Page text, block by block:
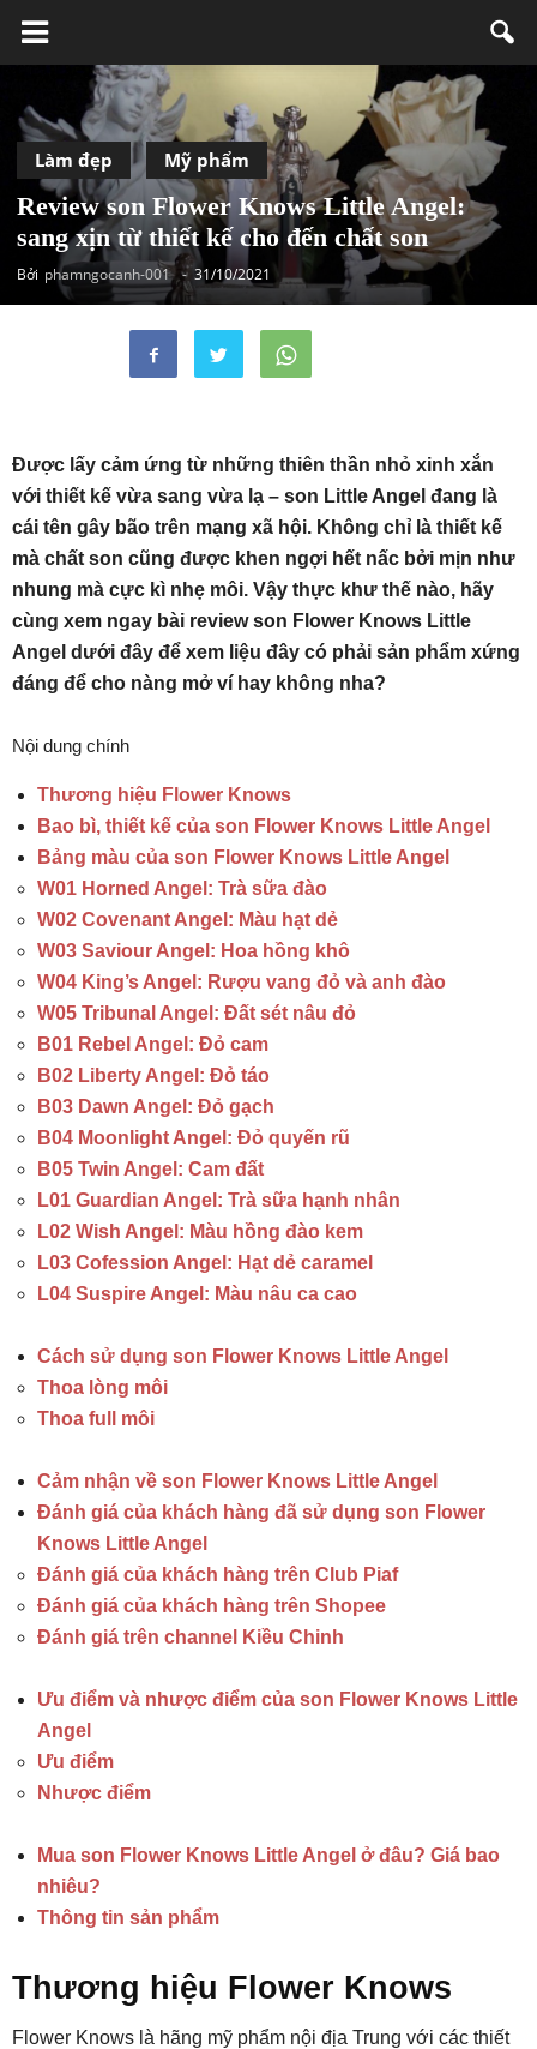
Làm đẹp Mỹ phẩm
Review son Flower Knows Little Angel:
sang xịn từ thiết kế cho đến chất son
Bởi phamngocanh-001 - 31/10/2021
Được lấy cảm ứng từ những thiên thần nhỏ xinh xắn
với thiết kế vừa sang vừa lạ – son Little Angel đang là
cái tên gây bão trên mạng xã hội. Không chỉ là thiết kế
mà chất son cũng được khen ngợi hết nấc bởi mịn như
nhung mà cực kì nhẹ môi. Vậy thực khư thế nào, hãy
cùng xem ngay bài review son Flower Knows Little
Angel dưới đây để xem liệu đây có phải sản phẩm xứng
đáng để cho nàng mở ví hay không nha?
Nội dung chính
Thương hiệu Flower Knows
Bao bì, thiết kế của son Flower Knows Little Angel
Bảng màu của son Flower Knows Little Angel
W01 Horned Angel: Trà sữa đào
W02 Covenant Angel: Màu hạt dẻ
W03 Saviour Angel: Hoa hồng khô
W04 King’s Angel: Rượu vang đỏ và anh đào
W05 Tribunal Angel: Đất sét nâu đỏ
B01 Rebel Angel: Đỏ cam
B02 Liberty Angel: Đỏ táo
B03 Dawn Angel: Đỏ gạch
B04 Moonlight Angel: Đỏ quyến rũ
B05 Twin Angel: Cam đất
L01 Guardian Angel: Trà sữa hạnh nhân
L02 Wish Angel: Màu hồng đào kem
L03 Cofession Angel: Hạt dẻ caramel
L04 Suspire Angel: Màu nâu ca cao
Cách sử dụng son Flower Knows Little Angel
Thoa lòng môi
Thoa full môi
Cảm nhận về son Flower Knows Little Angel
Đánh giá của khách hàng đã sử dụng son Flower
Knows Little Angel
Đánh giá của khách hàng trên Club Piaf
Đánh giá của khách hàng trên Shopee
Đánh giá trên channel Kiều Chinh
Ưu điểm và nhược điểm của son Flower Knows Little
Angel
Ưu điểm
Nhược điểm
Mua son Flower Knows Little Angel ở đâu? Giá bao
nhiêu?
Thông tin sản phẩm
Thương hiệu Flower Knows
Flower Knows là hãng mỹ phẩm nội địa Trung với các thiết